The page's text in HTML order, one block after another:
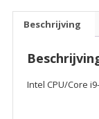
quantity
Beschrijving
Intel CPU/Core